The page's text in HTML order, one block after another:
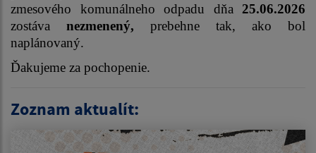
zmesového komunálneho odpadu dňa 25.06.2026
zostáva nezmenený, prebehne tak, ako bol
naplánovaný.
Ďakujeme za pochopenie.
Zoznam aktualít: